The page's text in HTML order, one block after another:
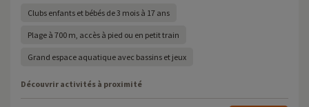
Clubs enfants et bébés de 3 mois à 17 ans
Plage à 700 m, accès à pied ou en petit train
Grand espace aquatique avec bassins et jeux
Découvrir activités à proximité